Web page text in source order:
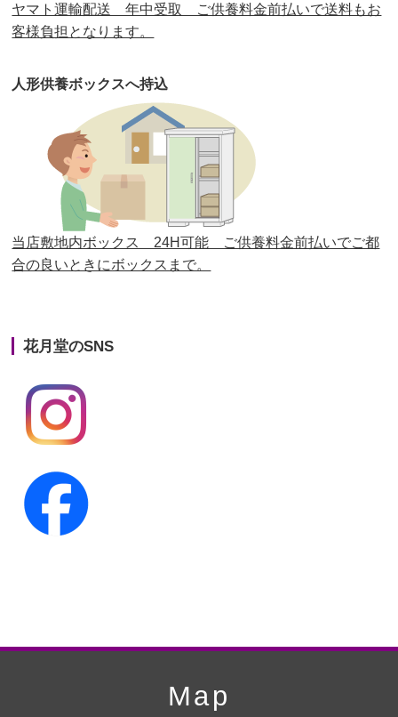
第29回人形供養祭平成30年5月23日(水)
第27回人形供養祭平成29年6月14日(水)
第26回人形供養祭平成28年12月15日(木)
第25回人形供養祭 平成28年6月16日(木)
第24回人形供養祭 平成27年11月27日
第23回人形供養祭平成26年12月5日
第22回人形供養祭平成26年4月28日
第20回人形供養祭
第19回人形供養祭
第18回人形供養祭
第16回人形供養祭
第15回人形供養祭
第12回人形供養祭平成22年3月9日
平成21年12月4日
ヤマト運輸配送 年中受取 ご供養料金前払いで送料もお
客様負担となります。
人形供養ボックスへ持込
当店敷地内ボックス 24H可能 ご供養料金前払いでご都
合の良いときにボックスまで。
花月堂のSNS
Map